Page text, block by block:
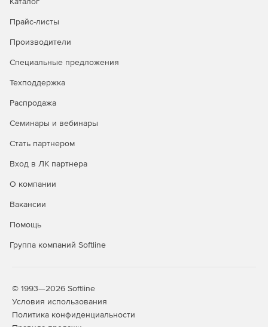
Прайс-листы
Производители
Специальные предложения
Техподдержка
Распродажа
Семинары и вебинары
Стать партнером
Вход в ЛК партнера
О компании
Вакансии
Помощь
Группа компаний Softline
© 1993—2026 Softline
Условия использования
Политика конфиденциальности